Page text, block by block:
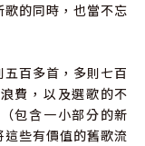
的同時，也當不忘
百多首，多則七百
費，以及選歌的不
包含一小部分的新
些有價值的舊歌流